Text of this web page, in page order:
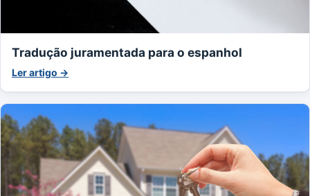
Tradução juramentada para o espanhol
Ler artigo →